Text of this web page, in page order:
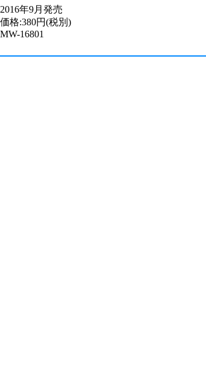
2016年9月発売
価格:380円(税別)
MW-16801